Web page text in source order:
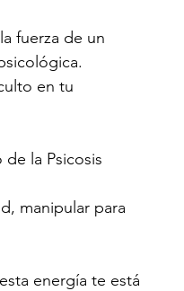
fuerza de un
en tu
la Psicosis
manipular para
energía te está